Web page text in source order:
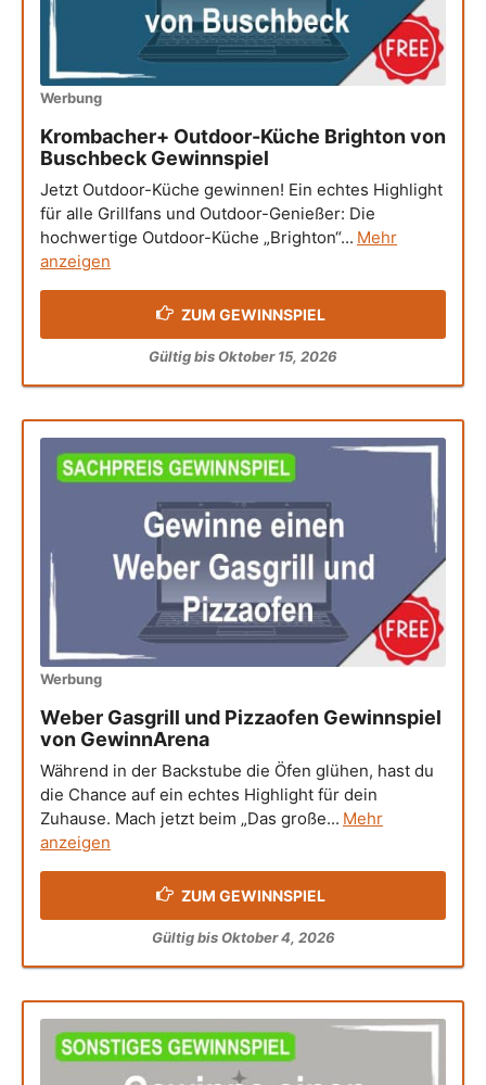
Werbung
Krombacher+ Outdoor-Küche Brighton von
Buschbeck Gewinnspiel
Jetzt Outdoor-Küche gewinnen! Ein echtes Highlight
für alle Grillfans und Outdoor-Genießer: Die
hochwertige Outdoor-Küche „Brighton“... Mehr
anzeigen
ZUM GEWINNSPIEL
Gültig bis Oktober 15, 2026
Werbung
Weber Gasgrill und Pizzaofen Gewinnspiel
von GewinnArena
Während in der Backstube die Öfen glühen, hast du
die Chance auf ein echtes Highlight für dein
Zuhause. Mach jetzt beim „Das große... Mehr
anzeigen
ZUM GEWINNSPIEL
Gültig bis Oktober 4, 2026